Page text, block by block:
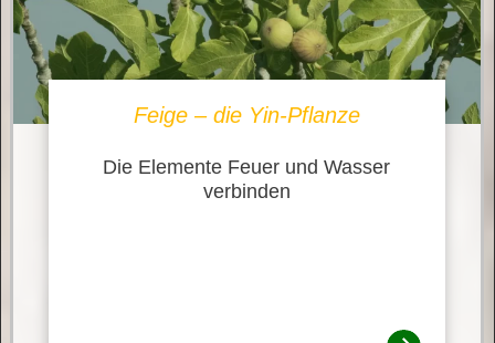
Feige – die Yin-Pflanze
Die Elemente Feuer und Wasser
verbinden